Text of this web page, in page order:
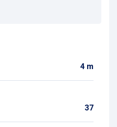
4 m
37